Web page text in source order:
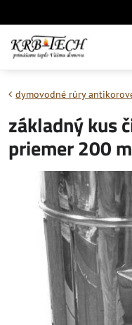
dymovodné rúry
základný kus
priemer 200